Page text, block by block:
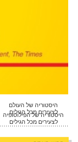
היסטוריה של העולם
לצעירים מכל הגילים
היסטוריה של הפילוסופיה
לצעירים מכל הגילים